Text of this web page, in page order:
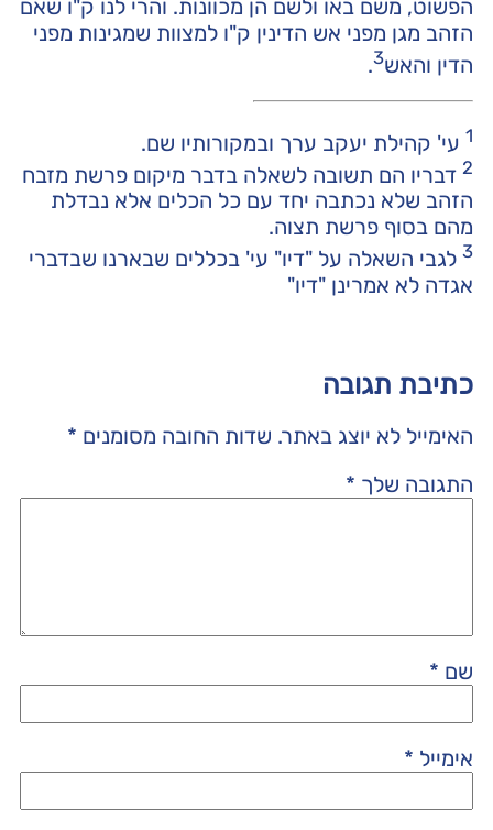
הפשוט, משם באו ולשם הן מכוונות. והרי לנו ק"ו שאם
הזהב מגן מפני אש הדינין ק"ו למצוות שמגינות מפני
הדין והאש3
.
1 עי' קהילת יעקב ערך ובמקורותיו שם.
2דבריו הם תשובה לשאלה בדבר מיקום פרשת מזבח
הזהב שלא נכתבה יחד עם כל הכלים אלא נבדלת
מהם בסוף פרשת תצוה.
3לגבי השאלה על "דיו" עי' בכללים שבארנו שבדברי
אגדה לא אמרינן "דיו"
כתיבת תגובה
האימייל לא יוצג באתר. שדות החובה מסומנים *
התגובה שלך *
שם *
אימייל *